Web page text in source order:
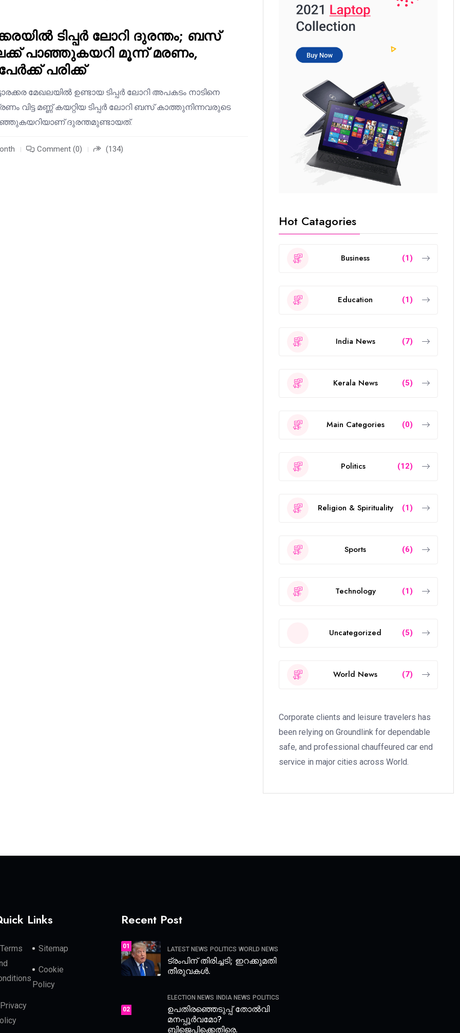
ടിപ്പർ ലോറി ദുരന്തം; ബസ്
പാഞ്ഞുകയറി മൂന്ന് മരണം,
പരിക്ക്
മേഖലയിൽ ഉണ്ടായ ടിപ്പർ ലോറി അപകടം നാടിനെ
വിട്ട മണ്ണ് കയറ്റിയ ടിപ്പർ ലോറി ബസ് കാത്തുനിന്നവരുടെ
ദുരന്തമുണ്ടായത്.
Comment (0) (134)
Hot Catagories
Business (1)
Education (1)
India News (7)
Kerala News (5)
Main Categories (0)
Politics (12)
Religion & Spirituality (1)
Sports (6)
Technology (1)
Uncategorized (5)
World News (7)
Corporate clients and leisure travelers has
been relying on Groundlink for dependable
safe, and professional chauffeured car end
service in major cities across World.
Links
Terms
Sitemap
Cookie
Policy
Privacy
Recent Post
01 LATEST NEWS POLITICS WORLD NEWS
ട്രംപിന് തിരിച്ചടി; ഇറക്കുമതി
തീരുവകൾ.
02
ELECTION NEWS INDIA NEWS POLITICS
ഉപതിരഞ്ഞെടുപ്പ് തോൽവി
മനപ്പൂർവമോ?
ബിജെപിക്കെതിരെ.